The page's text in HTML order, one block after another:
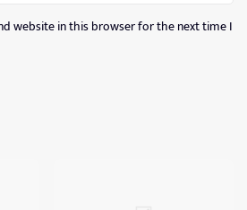
website in this browser for the next time I